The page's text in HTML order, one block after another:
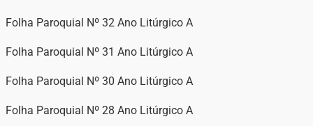
Folha Paroquial Nº 32 Ano Litúrgico A
Folha Paroquial Nº 31 Ano Litúrgico A
Folha Paroquial Nº 30 Ano Litúrgico A
Folha Paroquial Nº 28 Ano Litúrgico A